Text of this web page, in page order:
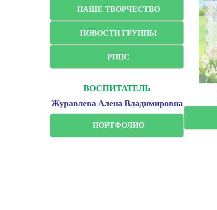
НАШЕ ТВОРЧЕСТВО
НОВОСТИ ГРУППЫ
РППС
ВОСПИТАТЕЛЬ
Журавлева Алена Владимировна
ПОРТФОЛИО